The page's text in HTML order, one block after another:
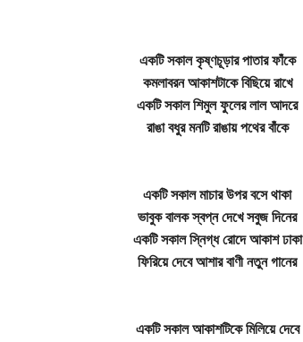
একটি সকাল কৃষ্ণচূড়ার পাতার ফাঁকে
কমলাবরন আকাশটাকে বিছিয়ে রাখে
একটি সকাল শিমুল ফুলের লাল আদরে
রাঙা বধুর মনটি রাঙায় পথের বাঁকে
একটি সকাল মাচার উপর বসে থাকা
ভাবুক বালক স্বপ্ন দেখে সবুজ দিনের
একটি সকাল স্নিগ্ধ রোদে আকাশ ঢাকা
ফিরিয়ে দেবে আশার বাণী নতুন গানের
একটি সকাল আকাশটিকে মিলিয়ে দেবে